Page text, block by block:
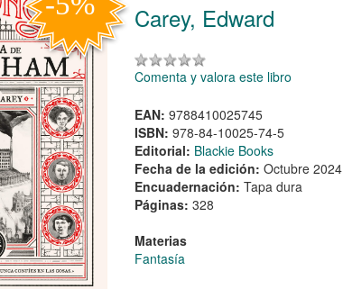
Carey, Edward
Comenta y valora este libro
EAN: 9788410025745
ISBN: 978-84-10025-74-5
Editorial: Blackie Books
Fecha de la edición: Octubre 2024
Encuadernación: Tapa dura
Páginas: 328
Materias
Fantasía